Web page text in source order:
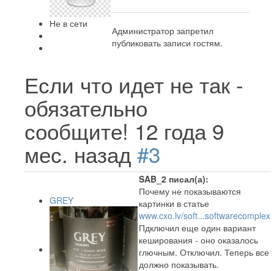
Не в сети
Администратор запретил
публиковать записи гостям.
Если что идет не так -
обязательно
сообщите! 12 года 9
мес. назад #3
GREY
SAB_2 писал(а):
Почему не показываются
картинки в статье
www.cxo.lv/soft...softwarecomplex
Пдключил еще один вариант
кеширования - оно оказалось
глючным. Отключил. Теперь все
должно показывать.